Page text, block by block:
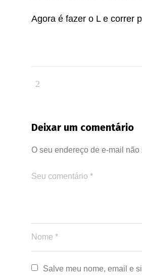
Agora é fazer o L e correr
Deixar um comentário
O seu endereço de e-mail
Salve meu nome, email e